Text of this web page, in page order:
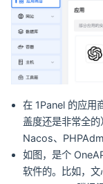
在 1Panel 的应用
盖度还是非常全
Nacos、
如图，是个
软件的。比如，